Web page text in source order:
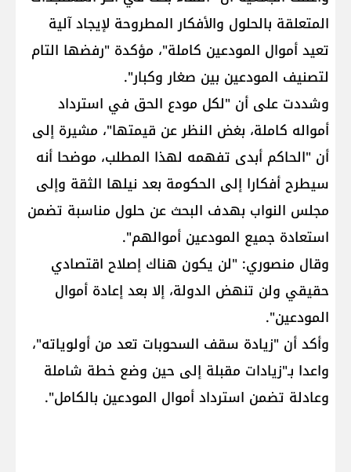
المتعلقة بالحلول والأفكار المطروحة لإيجاد آلية
تعيد أموال المودعين كاملة"، مؤكدة "رفضها التام
لتصنيف المودعين بين صغار وكبار".
وشددت على أن "لكل مودع الحق في استرداد
أمواله كاملة، بغض النظر عن قيمتها"، مشيرة إلى
أن "الحاكم أبدى تفهمه لهذا المطلب، موضحا أنه
سيطرح أفكارا إلى الحكومة بعد نيلها الثقة وإلى
مجلس النواب بهدف البحث عن حلول مناسبة تضمن
استعادة جميع المودعين أموالهم".
وقال منصوري: "لن يكون هناك إصلاح اقتصادي
حقيقي ولن تنهض الدولة، إلا بعد إعادة أموال
المودعين".
وأكد أن "زيادة سقف السحوبات تعد من أولوياته"،
واعدا بـ"زيادات مقبلة إلى حين وضع خطة شاملة
وعادلة تضمن استرداد أموال المودعين بالكامل".